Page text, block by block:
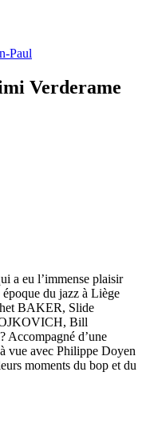
Paul
Verderame
a eu l’immense plaisir
époque du jazz à Liège
BAKER, Slide
Bill
d’une
vue avec Philippe Doyen
moments du bop et du